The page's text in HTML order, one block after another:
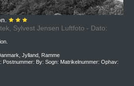
Sylvest Jensen Luftfoto - Dato:
Jylland, Ramme
Postnummer: By: Sogn: Matrikelnummer: Ophav: